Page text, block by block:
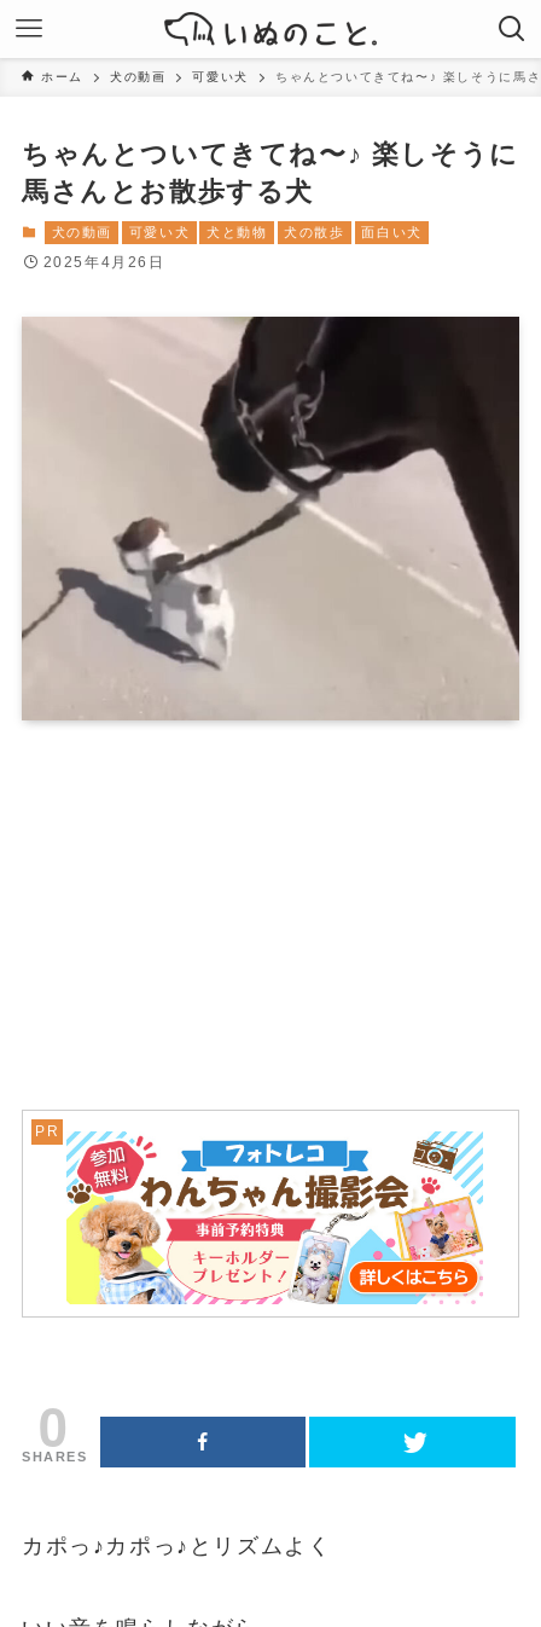
ホーム 犬の動画 可愛い犬 ちゃんとついてきてね〜♪ 楽しそうに馬
ちゃんとついてきてね〜♪ 楽しそうに
馬さんとお散歩する犬
犬の動画 可愛い犬 犬と動物 犬の散歩 面白い犬
2025年4月26日
0
SHARES
カポっ♪カポっ♪とリズムよく